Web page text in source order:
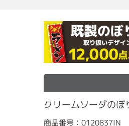
クリームソーダの
商品番号：0120837IN